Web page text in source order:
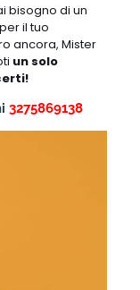
bisogno di un
il tuo
ancora, Mister
un solo
3275869138